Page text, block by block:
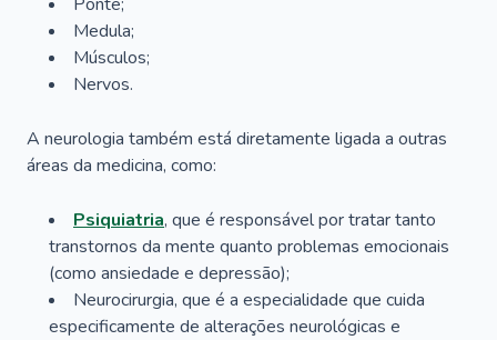
Medula;
Músculos;
Nervos.
A neurologia também está diretamente ligada a outras
áreas da medicina, como:
Psiquiatria, que é responsável por tratar tanto
transtornos da mente quanto problemas emocionais
(como ansiedade e depressão);
Neurocirurgia, que é a especialidade que cuida
especificamente de alterações neurológicas e